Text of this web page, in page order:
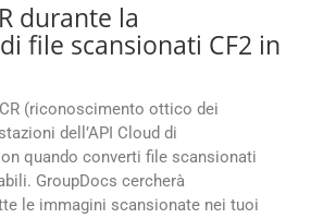
durante la
file scansionati CF2 in
(riconoscimento ottico dei
dell’API Cloud di
quando converti file scansionati
GroupDocs cercherà
le immagini scansionate nei tuoi